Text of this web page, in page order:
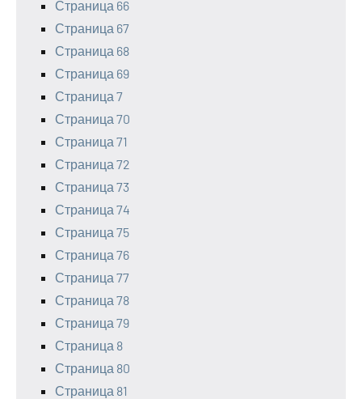
Страница 66
Страница 67
Страница 68
Страница 69
Страница 7
Страница 70
Страница 71
Страница 72
Страница 73
Страница 74
Страница 75
Страница 76
Страница 77
Страница 78
Страница 79
Страница 8
Страница 80
Страница 81